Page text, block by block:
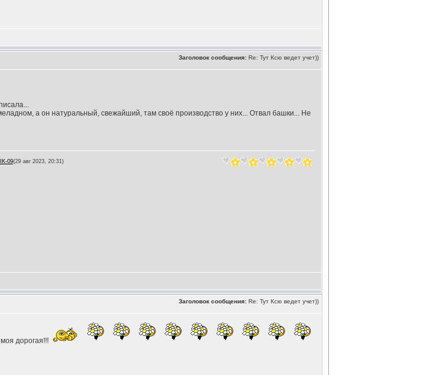
Заголовок сообщения:Re: Тут Ксю ведет учет))
а он натуральный, свежайший, там своё производство у них... Отвал башки... Не
09(29 авг 2023, 20:31)
Заголовок сообщения:Re: Тут Ксю ведет учет))
дорогая!!!